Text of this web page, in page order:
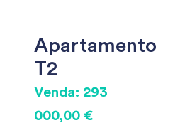
Apartamento
T2
Venda: 293
000,00 €